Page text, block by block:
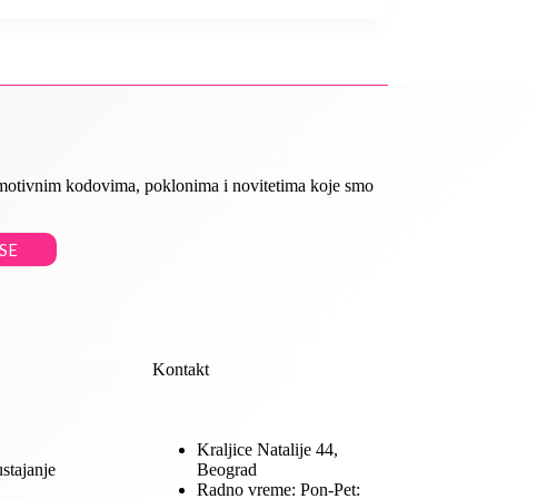
kodovima, poklonima i novitetima koje smo
Kontakt
Kraljice Natalije 44,
Beograd
Radno vreme: Pon-Pet: